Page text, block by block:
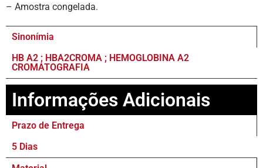
– Amostra congelada.
Sinonímia
HB A2 ; HBA2CROMA ; HEMOGLOBINA A2
CROMATOGRAFIA
Informações Adicionais
Prazo de Entrega
5 Dias